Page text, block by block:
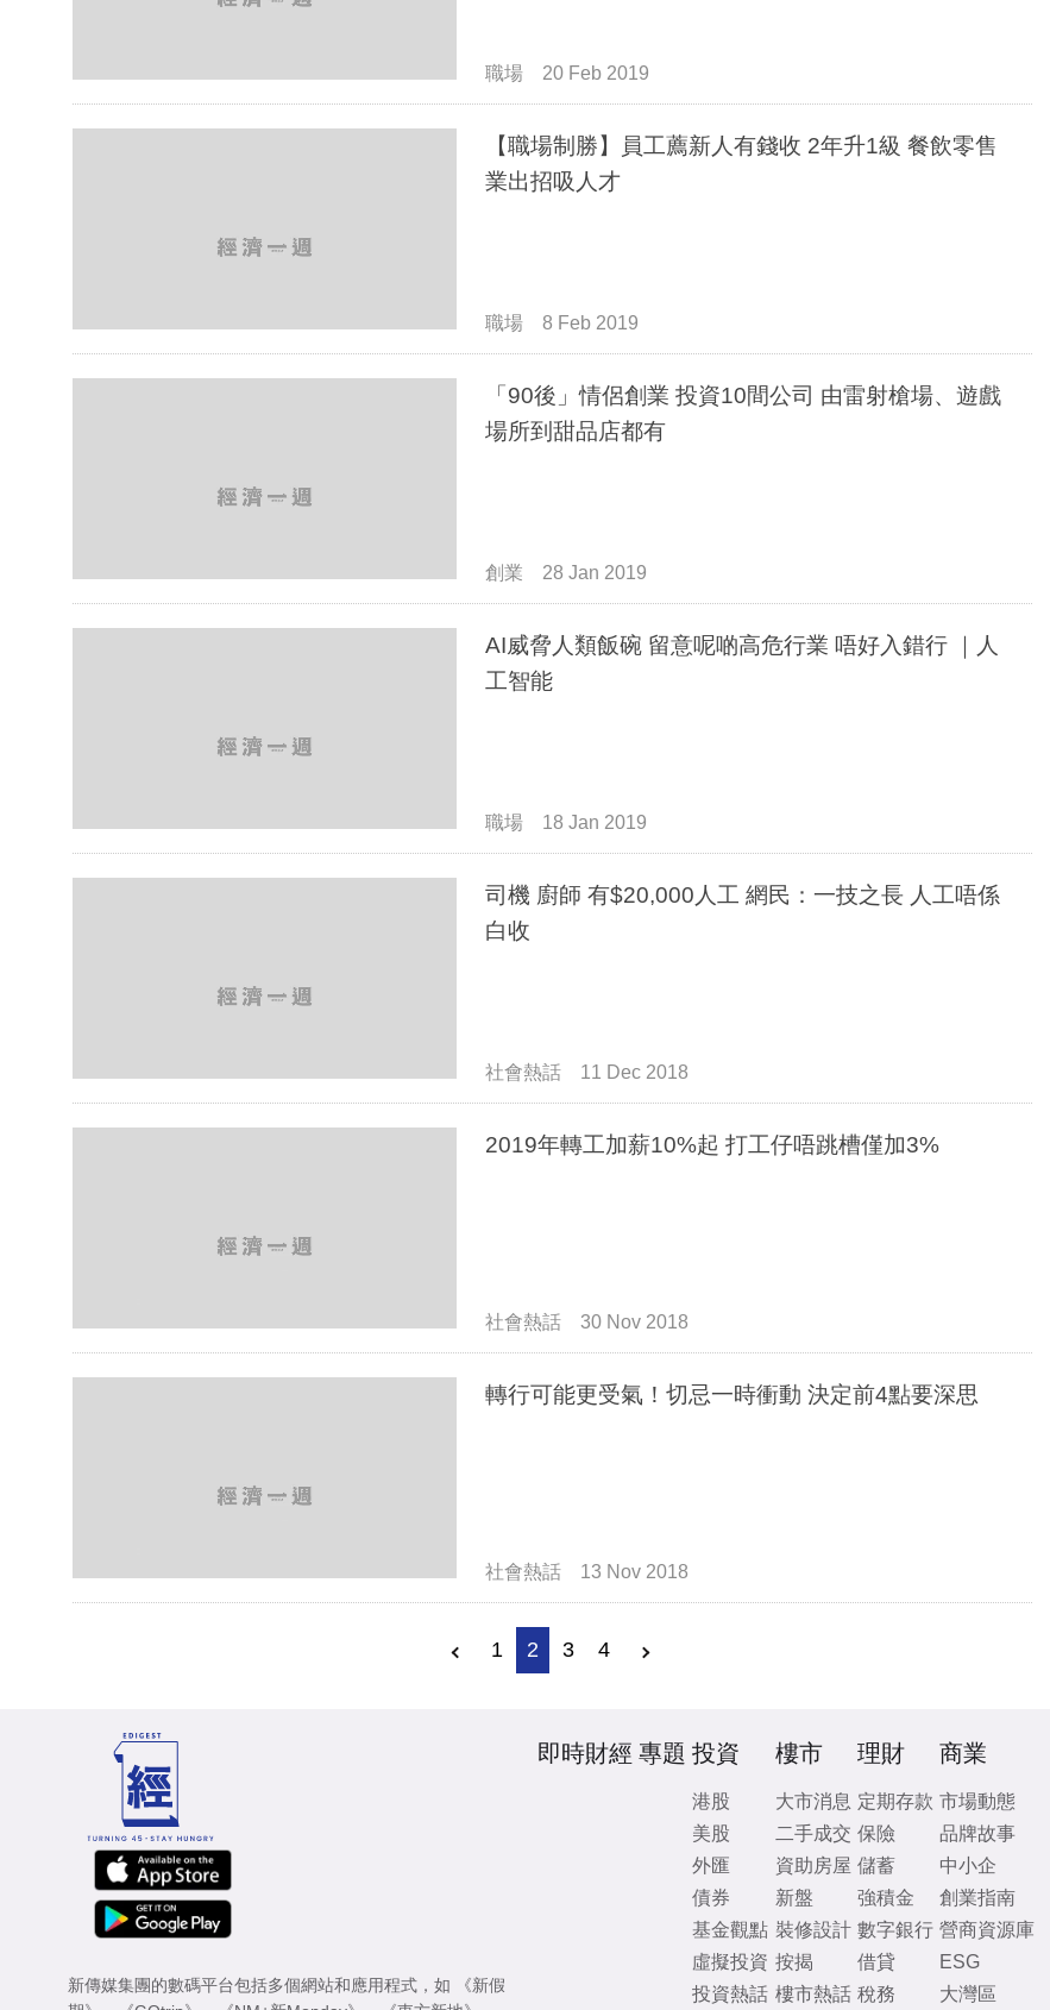
職場 20 Feb 2019
【職場制勝】員工薦新人有錢收 2年升1級 餐飲零售
業出招吸人才
職場 8 Feb 2019
「90後」情侶創業 投資10間公司 由雷射槍場、遊戲
場所到甜品店都有
創業 28 Jan 2019
AI威脅人類飯碗 留意呢啲高危行業 唔好入錯行 ｜人
工智能
職場 18 Jan 2019
司機 廚師 有$20,000人工 網民：一技之長 人工唔係
白收
社會熱話 11 Dec 2018
2019年轉工加薪10%起 打工仔唔跳槽僅加3%
社會熱話 30 Nov 2018
轉行可能更受氣！切忌一時衝動 決定前4點要深思
社會熱話 13 Nov 2018
1 2 3 4
新傳媒集團的數碼平台包括多個網站和應用程式，如
《新假
即時財經 專題 投資
港股
美股
外匯
債券
基金觀點
虛擬投資
投資熱話
樓市
大市消息
二手成交
資助房屋
新盤
裝修設計
按揭
樓市熱話
理財
定期存款
保險
儲蓄
強積金
數字銀行
借貸
稅務
商業
市場動態
品牌故事
中小企
創業指南
營商資源庫
ESG
大灣區